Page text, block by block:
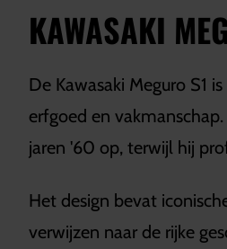
KAWASAKI
De Kawasaki Meguro S1
erfgoed en
jaren '60 op, terwijl hij
Het design bevat
verwijzen naar de rijke